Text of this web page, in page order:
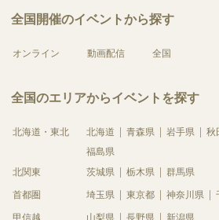
全国開催のイベントから探す
オンライン 動画配信 全国
全国のエリアからイベントを探す
北海道・東北 北海道 青森県 岩手県 秋
福島県
北関東
茨城県 栃木県 群馬県
首都圏 埼玉県 東京都 神奈川県